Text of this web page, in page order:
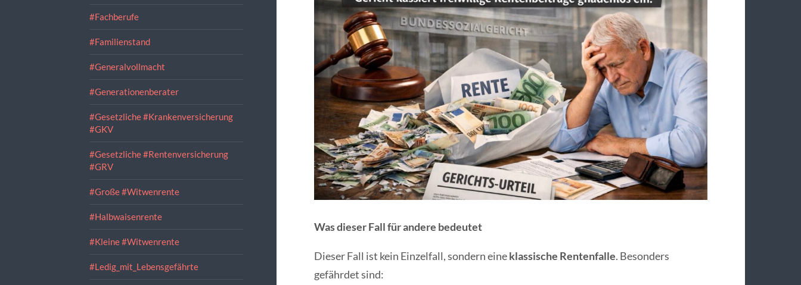
#Fachberufe
#Familienstand
#Generalvollmacht
#Generationenberater
#Gesetzliche #Krankenversicherung
#GKV
#Gesetzliche #Rentenversicherung
#GRV
#Große #Witwenrente
#Halbwaisenrente
#Kleine #Witwenrente
#Ledig_mit_Lebensgefährte
Was dieser Fall für andere bedeutet
Dieser Fall ist kein Einzelfall, sondern eineklassische Rentenfalle. Besonders
gefährdet sind: